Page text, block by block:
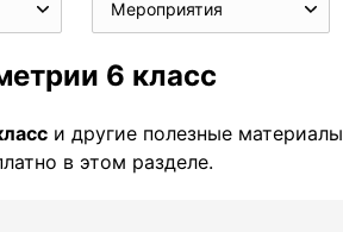
Мероприятия
6 класс
и другие полезные материалы
в этом разделе.